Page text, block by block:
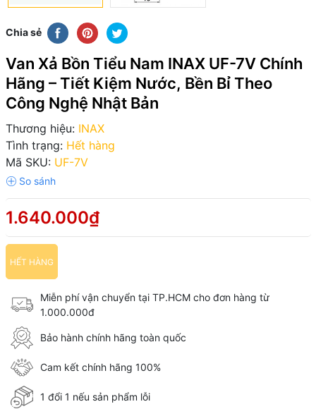
Chia sẻ
Van Xả Bồn Tiểu Nam INAX UF-7V Chính
Hãng – Tiết Kiệm Nước, Bền Bỉ Theo
Công Nghệ Nhật Bản
Thương hiệu: INAX
Tình trạng: Hết hàng
Mã SKU: UF-7V
1.640.000₫
HẾT HÀNG
Miễn phí vận chuyển tại TP.HCM cho đơn hàng từ
1.000.000đ
Bảo hành chính hãng toàn quốc
Cam kết chính hãng 100%
1 đổi 1 nếu sản phẩm lỗi